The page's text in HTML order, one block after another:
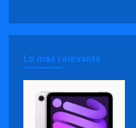
Lo más relevante